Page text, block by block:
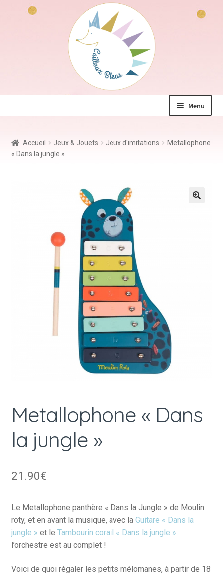
Menu
Jeux & Jouets
Accueil Jeux & Jouets Jeux d'imitations
Metallophone
« Dans la jungle »
Metallophone « Dans
la jungle »
21.90€
Le Metallophone panthère « Dans la Jungle » de Moulin
roty, et en avant la musique, avec la Guitare « Dans la
jungle » et le Tambourin corail « Dans la jungle »
l’orchestre est au complet !
Voici de quoi régaler les petits mélomanes, à partir de 18